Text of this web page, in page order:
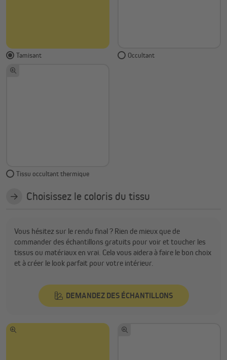
Tamisant Occultant
Tissu occultant thermique
Choisissez le coloris du tissu
Vous hésitez sur le rendu final ? Rien de mieux que de
commander des échantillons gratuits pour voir et toucher les
tissus ou matériaux en vrai. Cela vous aidera à faire le bon choix
et à créer le look parfait pour votre intérieur.
DEMANDEZ DES ÉCHANTILLONS